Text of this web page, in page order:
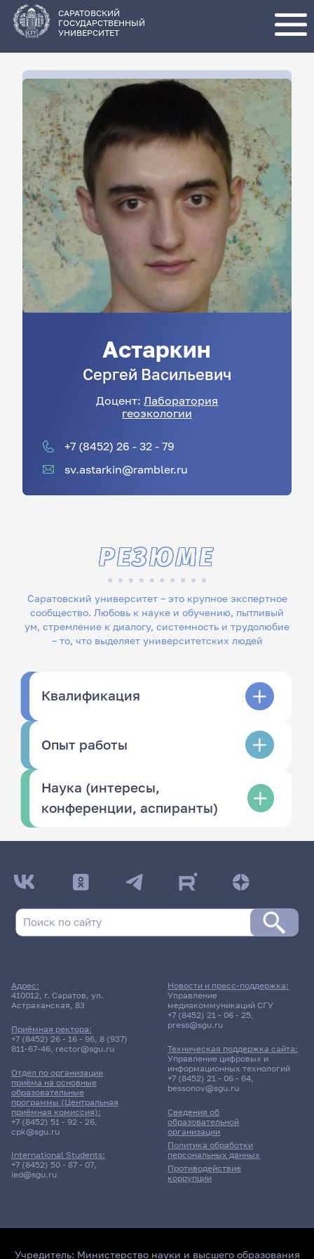
основному
содержанию
САРАТОВСКИЙ
ГОСУДАРСТВЕННЫЙ
УНИВЕРСИТЕТ
Астаркин
Сергей Васильевич
Доцент: Лаборатория
геоэкологии
+7 (8452) 26 - 32 - 79
sv.astarkin@rambler.ru
Саратовский университет – это крупное экспертное
сообщество. Любовь к науке и обучению, пытливый
ум, стремление к диалогу, системность и трудолюбие
– то, что выделяет университетских людей
РЕЗЮМЕ
Квалификация
Опыт работы
Наука (интересы,
конференции, аспиранты)
Адрес:
410012, г. Саратов, ул.
Астраханская, 83
Приёмная ректора:
+7 (8452) 26 - 16 - 96, 8 (937)
811-67-46, rector@sgu.ru
Отдел по организации
приёма на основные
образовательные
программы (Центральная
приёмная комиссия):
+7 (8452) 51 - 92 - 26,
cpk@sgu.ru
International Students:
+7 (8452) 50 - 87 - 07,
ied@sgu.ru
Сведения об
образовательной
организации
Политика обработки
персональных данных
Противодействие
коррупции
Новости и пресс-поддержка:
Управление
медиакоммуникаций СГУ
+7 (8452) 21 - 06 - 25,
press@sgu.ru
Техническая поддержка сайта:
Управление цифровых и
информационных технологий
+7 (8452) 21 - 06 - 64,
bessonov@sgu.ru
Учредитель: Министерство науки и высшего образования